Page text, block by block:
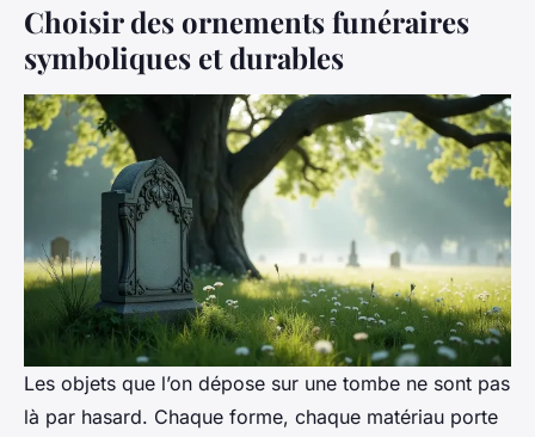
Choisir des ornements funéraires
symboliques et durables
Les objets que l’on dépose sur une tombe ne sont pas
là par hasard. Chaque forme, chaque matériau porte